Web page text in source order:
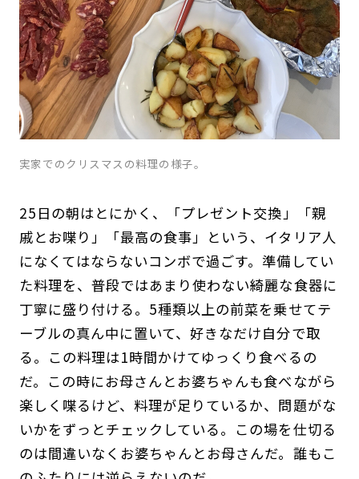
実家でのクリスマスの料理の様子。
25日の朝はとにかく、「プレゼント交換」「親
戚とお喋り」「最高の食事」という、イタリア人
になくてはならないコンボで過ごす。準備してい
た料理を、普段ではあまり使わない綺麗な食器に
丁寧に盛り付ける。5種類以上の前菜を乗せてテ
ーブルの真ん中に置いて、好きなだけ自分で取
る。この料理は1時間かけてゆっくり食べるの
だ。この時にお母さんとお婆ちゃんも食べながら
楽しく喋るけど、料理が足りているか、問題がな
いかをずっとチェックしている。この場を仕切る
のは間違いなくお婆ちゃんとお母さんだ。誰もこ